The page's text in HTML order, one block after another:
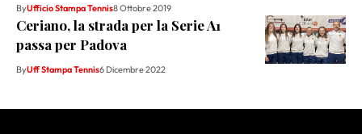
ByUfficio Stampa Tennis8 Ottobre 2019
Ceriano, la strada per la Serie A1
passa per Padova
ByUff Stampa Tennis6 Dicembre 2022